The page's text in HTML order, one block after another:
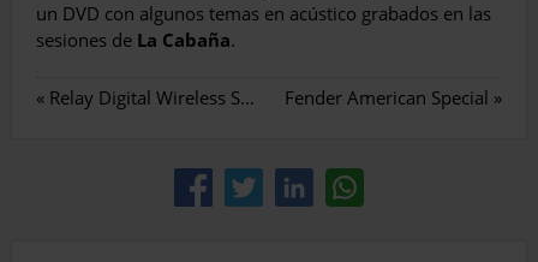
un DVD con algunos temas en acústico grabados en las
sesiones de La Cabaña.
« Relay Digital Wireless Systems World Wide de Line 6 Fender American Special »